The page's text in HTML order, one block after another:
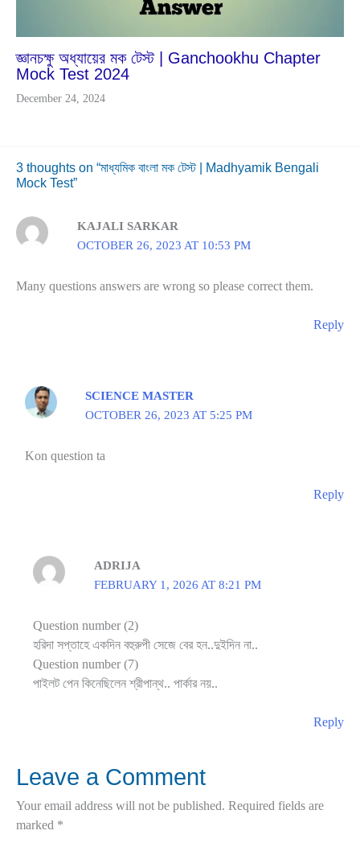
জ্ঞানচক্ষু অধ্যায়ের মক টেস্ট | Ganchookhu Chapter
Mock Test 2024
December 24, 2024
3 thoughts on “মাধ্যমিক বাংলা মক টেস্ট | Madhyamik Bengali
Mock Test”
KAJALI SARKAR
OCTOBER 26, 2023 AT 10:53 PM
Many questions answers are wrong so please correct them.
Reply
SCIENCE MASTER
OCTOBER 26, 2023 AT 5:25 PM
Kon question ta
Reply
ADRIJA
FEBRUARY 1, 2026 AT 8:21 PM
Question number (2)
হরিদা সপ্তাহে একদিন বহুরুপী সেজে বের হন..দুইদিন না..
Question number (7)
পাইলট পেন কিনেছিলেন শ্রীপান্থ.. পার্কার নয়..
Reply
Leave a Comment
Your email address will not be published. Required fields are
marked *